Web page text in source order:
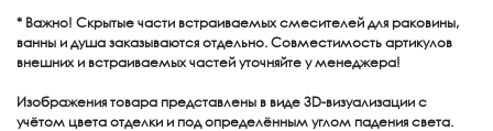
* Важно! Скрытые части встраиваемых смесителей для раковины,
ванны и душа заказываются отдельно. Совместимость артикулов
внешних и встраиваемых частей уточняйте у менеджера!
Изображения товара представлены в виде 3D-визуализации с
учётом цвета отделки и под определённым углом падения света.